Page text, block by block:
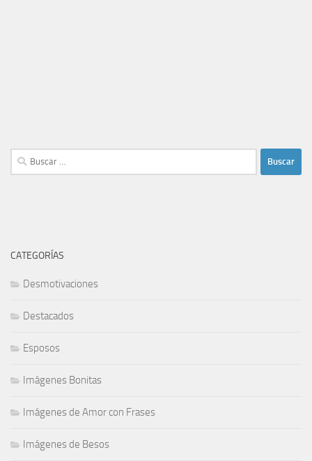
Buscar:
CATEGORÍAS
Desmotivaciones
Destacados
Esposos
Imágenes Bonitas
Imágenes de Amor con Frases
Imágenes de Besos